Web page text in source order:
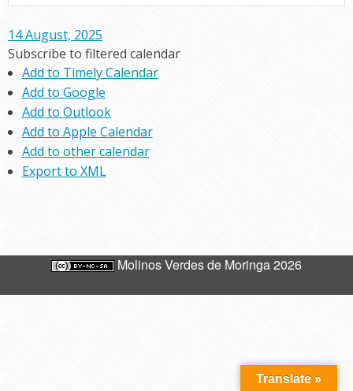
14 August, 2025
Subscribe to filtered calendar
Add to Timely Calendar
Add to Google
Add to Outlook
Add to Apple Calendar
Add to other calendar
Export to XML
Molinos Verdes de Moringa 2026
Translate »